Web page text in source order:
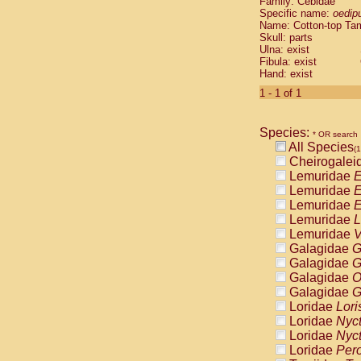
Cebidae
Cebidae
Cebidae
Cebidae
Cebidae
Cebidae
Cebidae
Cebidae
Cebidae
Cebidae
Cebidae
Cebidae
Atelidae
Atelidae
Atelidae
Atelidae
Atelidae
Atelidae
Atelidae
Atelidae
Atelidae
Atelidae
Pitheciidae
Specific name:
Name: Cotton-top
Skull: parts
Ulna: exist
Fibula: exist
Hand: exist
1 - 1 of 1
Species: * OR search
All Species
Lemuridae
Lemuridae
Lemuridae
Lemuridae
Lemuridae
Galagidae
Galagidae
Galagidae
Galagidae
Loridae
Loridae
Loridae
Loridae